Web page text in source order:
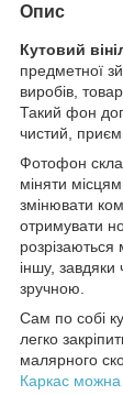
Опис
Кутовий
предметної
виробів,
Такий фон
чистий,
Фотофон
міняти
змінювати
отримувати
іншу,
зручною.
Сам по собі
легко
малярного
Каркас